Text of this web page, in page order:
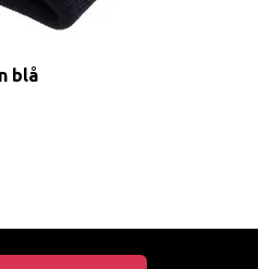
blå